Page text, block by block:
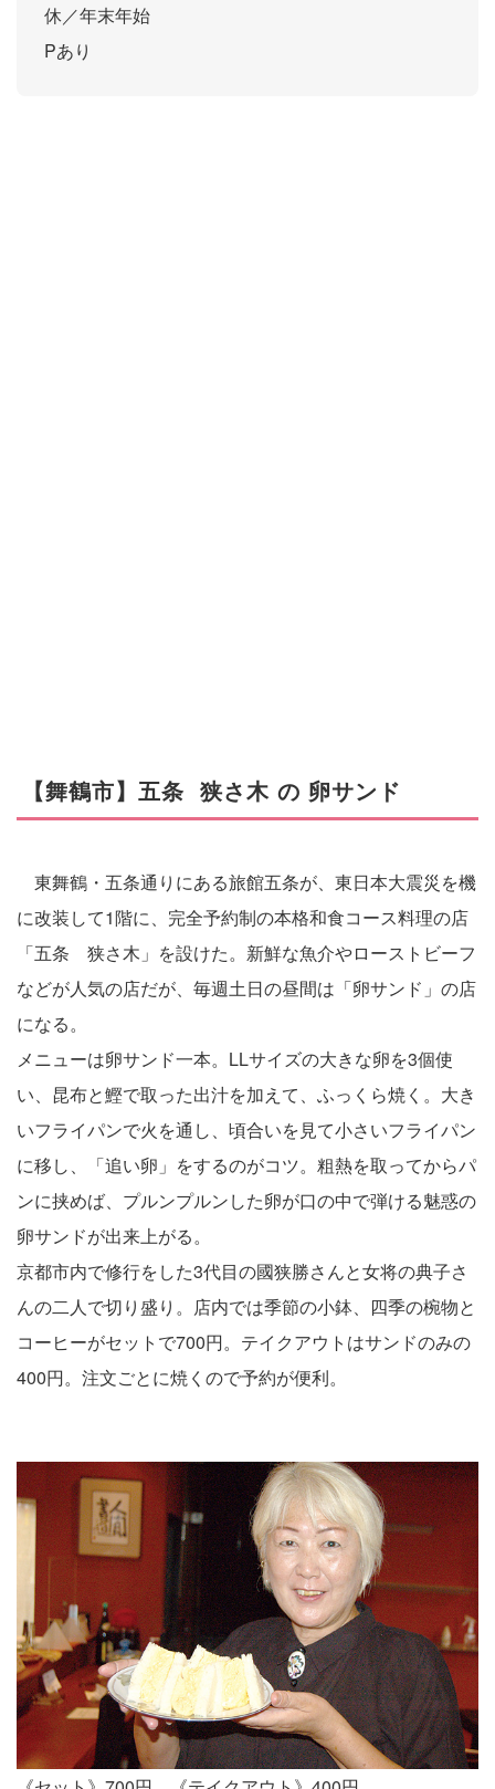
休／年末年始
Pあり
【舞鶴市】五条 狭さ木 の 卵サンド
東舞鶴・五条通りにある旅館五条が、東日本大震災を機
に改装して1階に、完全予約制の本格和食コース料理の店
「五条 狭さ木」を設けた。新鮮な魚介やローストビーフ
などが人気の店だが、毎週土日の昼間は「卵サンド」の店
になる。
メニューは卵サンド一本。LLサイズの大きな卵を3個使
い、昆布と鰹で取った出汁を加えて、ふっくら焼く。大き
いフライパンで火を通し、頃合いを見て小さいフライパン
に移し、「追い卵」をするのがコツ。粗熱を取ってからパ
ンに挟めば、プルンプルンした卵が口の中で弾ける魅惑の
卵サンドが出来上がる。
京都市内で修行をした3代目の國狭勝さんと女将の典子さ
んの二人で切り盛り。店内では季節の小鉢、四季の椀物と
コーヒーがセットで700円。テイクアウトはサンドのみの
400円。注文ごとに焼くので予約が便利。